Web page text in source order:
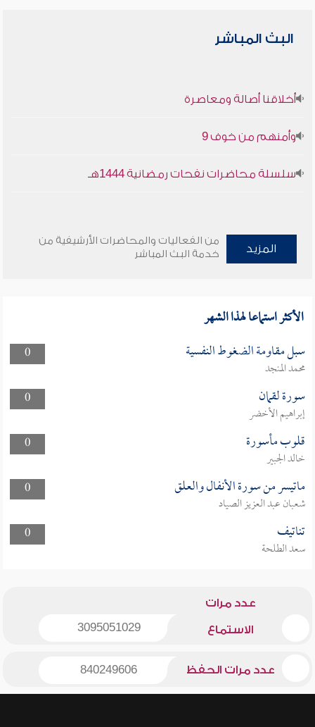
البث المباشر
أخلاقنا أصالة ومعاصرة
وأمنهم من خوف 9
سلسلة محاضرات نفحات رمضانية 1444هـ
المزيد
من الفعاليات والمحاضرات الأرشيفية من
خدمة البث المباشر
الأكثر استماعا لهذا الشهر
0 سبل مقاومة الضغوط النفسية
محمد المنجد
0
سورة لقمان
إبراهيم الأخضر
0
قلوب مأسورة
خالد الجبير
0
ماتيسر من سورة الأنفال والعلق
شعبان عبد العزيز الصياد
0
تناتيف
سعد الطلحة
عدد مرات
الاستماع 3095051029
عدد مرات الحفظ 840249606